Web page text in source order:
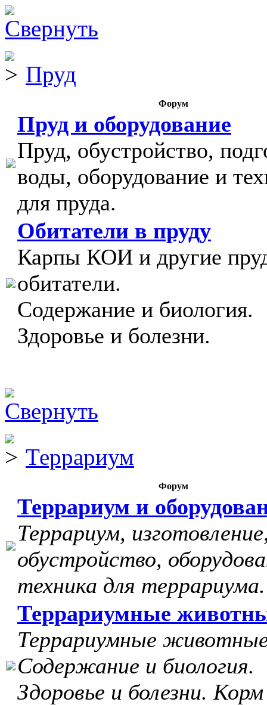
Пруд
Форум
Пруд и оборудование
Пруд, обустройство,
воды, оборудование и
для пруда.
Обитатели в пруду
Карпы КОИ и другие
обитатели.
Содержание и биология.
Здоровье и болезни.
Террариум
Форум
Террариум и
Террариум,
обустройство,
техника для террариума.
Террариумные
Террариумные
Содержание и биология.
Здоровье и болезни.